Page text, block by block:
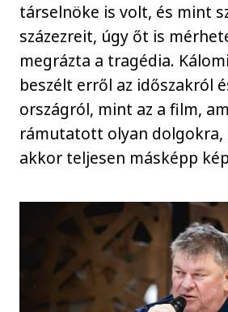
társelnöke is volt, és mint
százezreit, úgy őt is
megrázta a tragédia.
beszélt erről az időszakról
országról, mint az a film,
rámutatott olyan dolgokra,
akkor teljesen másképp